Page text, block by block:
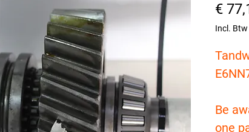
€
Incl. Btw
Be
one